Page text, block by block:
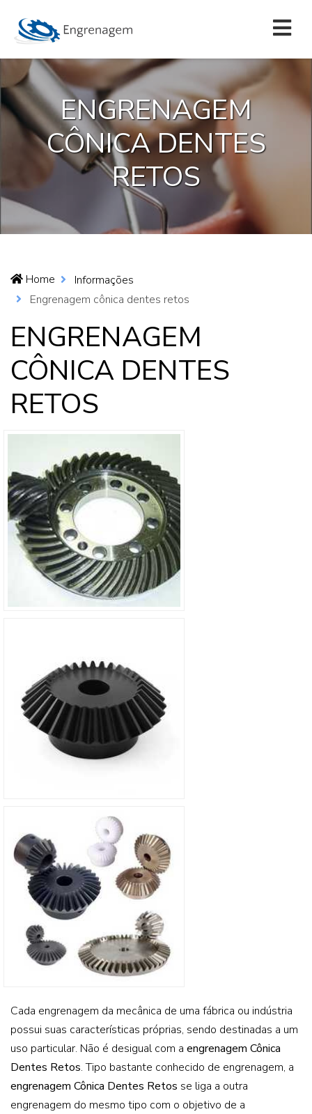
ENGRENAGEM
CÔNICA DENTES
RETOS
Home
Informações
Engrenagem cônica dentes retos
ENGRENAGEM
CÔNICA DENTES
RETOS
Cada engrenagem da mecânica de uma fábrica ou indústria
possui suas características próprias, sendo destinadas a um
uso particular. Não é desigual com a engrenagem Cônica
Dentes Retos. Tipo bastante conhecido de engrenagem, a
engrenagem Cônica Dentes Retos se liga a outra
engrenagem do mesmo tipo com o objetivo de a